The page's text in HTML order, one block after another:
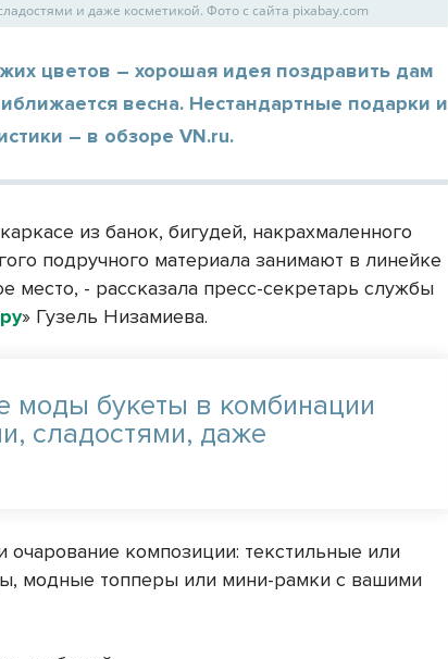
и даже косметикой. Фото с сайта pixabay.com
цветов – хорошая идея поздравить дам
весна. Нестандартные подарки и
– в обзоре VN.ru.
из банок, бигудей, накрахмаленного
подручного материала занимают в линейке
место, - рассказала пресс-секретарь службы
» Гузель Низамиева.
моды букеты в комбинации
сладостями, даже
очарование композиции: текстильные или
модные топперы или мини-рамки с вашими